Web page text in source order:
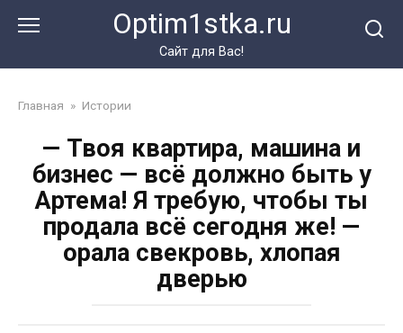
Optim1stka.ru
Сайт для Вас!
Главная » Истории
— Твоя квартира, машина и
бизнес — всё должно быть у
Артема! Я требую, чтобы ты
продала всё сегодня же! —
орала свекровь, хлопая
дверью